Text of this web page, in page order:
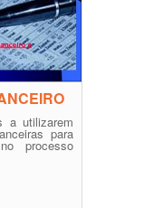
a utilizarem
para
processo